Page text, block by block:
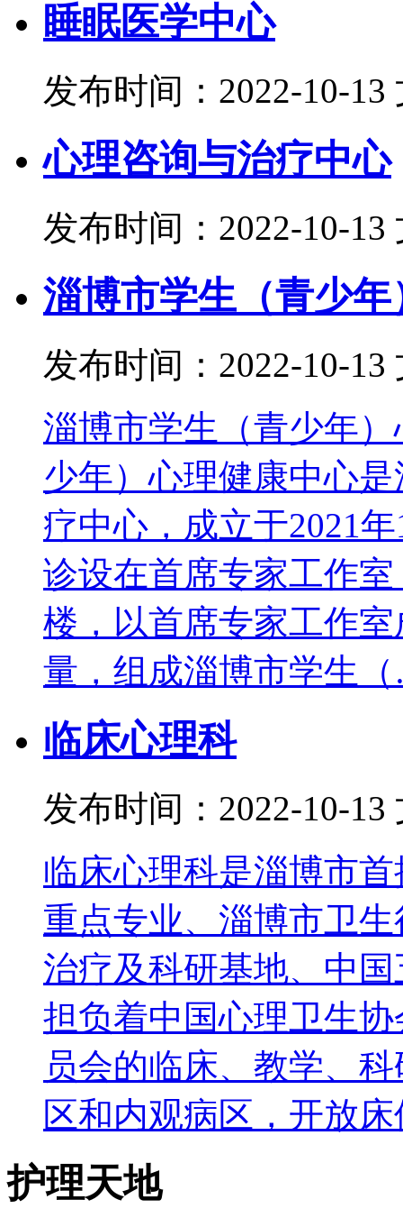
睡眠医学中心
发布时间：2022-10-13
心理咨询与治疗中心
发布时间：2022-10-13
淄博市学生（青少
发布时间：2022-10-13
淄博市学生（青少年
少年）心理健康中心
疗中心，成立于2021
诊设在首席专家工作
楼，以首席专家工作
量，组成淄博市学生
临床心理科
发布时间：2022-10-13
临床心理科是淄博市
重点专业、淄博市卫
治疗及科研基地、中
担负着中国心理卫生
员会的临床、教学、
区和内观病区，开放
护理天地